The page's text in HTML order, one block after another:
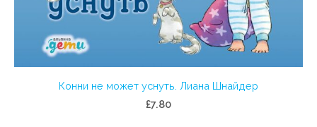
Конни не может уснуть. Лиана Шнайдер
£7.80